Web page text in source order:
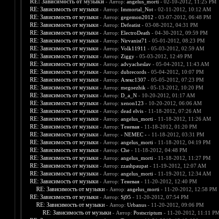
RE: Зависимость от музыки - Автор: angelus_morti - 02-10-2012, 11:25 PM
RE: Зависимость от музыки - Автор: Immortal_Not- 02-11-2012, 10:12 AM
RE: Зависимость от музыки - Автор: gegemon2012 - 03-07-2012, 06:48 PM
RE: Зависимость от музыки - Автор: Defeatist- 03-08-2012, 04:31 PM
RE: Зависимость от музыки - Автор: ElectroDeath - 04-30-2012, 09:59 PM
RE: Зависимость от музыки - Автор: Nirvanist71 - 05-01-2012, 08:23 PM
RE: Зависимость от музыки - Автор: Volk11911 - 05-03-2012, 02:59 AM
RE: Зависимость от музыки - Автор: Ziggy- 05-03-2012, 12:49 PM
RE: Зависимость от музыки - Автор: advyacheslav- 05-04-2012, 11:43 AM
RE: Зависимость от музыки - Автор: dubrecords- 05-04-2012, 10:07 PM
RE: Зависимость от музыки - Автор: Алекс1307- 05-05-2012, 07:23 PM
RE: Зависимость от музыки - Автор: megoezhik - 05-13-2012, 10:20 PM
RE: Зависимость от музыки - Автор: D_a_N- 10-20-2012, 01:17 AM
RE: Зависимость от музыки - Автор: xenon123 - 10-20-2012, 06:06 AM
RE: Зависимость от музыки - Автор: dead elvis- 11-18-2012, 07:26 AM
RE: Зависимость от музыки - Автор: angelus_morti - 11-18-2012, 11:26 AM
RE: Зависимость от музыки - Автор: Теневая- 11-18-2012, 01:20 PM
RE: Зависимость от музыки - Автор: - NEMEC - - 11-18-2012, 03:31 PM
RE: Зависимость от музыки - Автор: angelus_morti - 11-18-2012, 04:19 PM
RE: Зависимость от музыки - Автор: Che- 11-18-2012, 04:48 PM
RE: Зависимость от музыки - Автор: angelus_morti - 11-18-2012, 11:27 PM
RE: Зависимость от музыки - Автор: zzashpaupat- 11-19-2012, 12:07 AM
RE: Зависимость от музыки - Автор: angelus_morti - 11-19-2012, 12:34 AM
RE: Зависимость от музыки - Автор: Теневая- 11-20-2012, 12:40 PM
RE: Зависимость от музыки - Автор: angelus_morti - 11-20-2012, 12:58 PM
RE: Зависимость от музыки - Автор: Sj95 - 11-20-2012, 07:54 PM
RE: Зависимость от музыки - Автор: Urbanus- 11-20-2012, 09:06 PM
RE: Зависимость от музыки - Автор: Postscriptum - 11-20-2012, 11:11